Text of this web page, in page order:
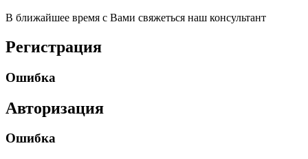
В ближайшее время с Вами свяжеться наш консультант
Регистрация
Ошибка
Авторизация
Ошибка